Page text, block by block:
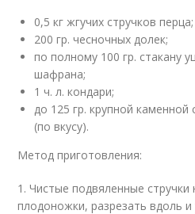
0,5 кг жгучих стручков перца;
200 гр. чесночных долек;
по полному 100 гр. стакану
шафрана;
1 ч. л. кондари;
до 125 гр. крупной каменной
(по вкусу).
Метод приготовления:
1. Чистые подвяленные
плодоножки, разрезать вдоль